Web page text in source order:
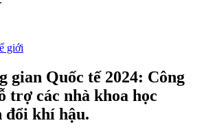
giới
gian Quốc tế 2024: Công
trợ các nhà khoa học
đổi khí hậu.